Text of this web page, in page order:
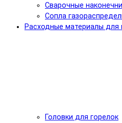
Сварочные
Сопла
Расходные материалы для
Головки для горелок